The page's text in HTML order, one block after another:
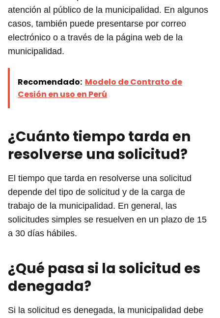
atención al público de la municipalidad. En algunos
casos, también puede presentarse por correo
electrónico o a través de la página web de la
municipalidad.
Recomendado: Modelo de Contrato de
Cesión en uso en Perú
¿Cuánto tiempo tarda en
resolverse una solicitud?
El tiempo que tarda en resolverse una solicitud
depende del tipo de solicitud y de la carga de
trabajo de la municipalidad. En general, las
solicitudes simples se resuelven en un plazo de 15
a 30 días hábiles.
¿Qué pasa si la solicitud es
denegada?
Si la solicitud es denegada, la municipalidad debe